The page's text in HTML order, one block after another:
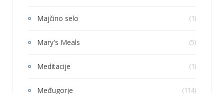
Majčino selo (1)
Mary's Meals (5)
Meditacije (1)
Međugorje (114)